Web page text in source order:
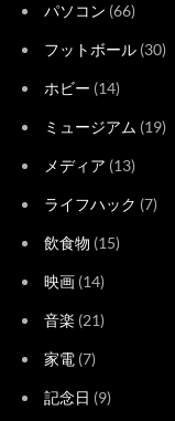
パソコン (66)
フットボール (30)
ホビー (14)
ミュージアム (19)
メディア (13)
ライフハック (7)
飲食物 (15)
映画 (14)
音楽 (21)
家電 (7)
記念日 (9)